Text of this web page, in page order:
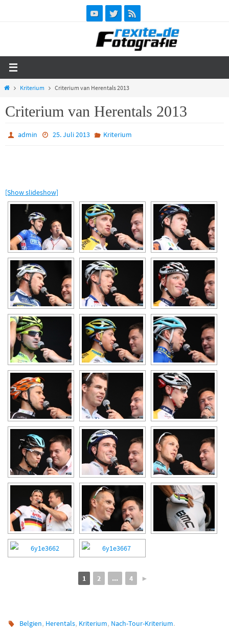
StartKriterium Criterium van Herentals 2013
Criterium van Herentals 2013
admin 25. Juli 2013 Kriterium
[Show slideshow]
1 2 ... 4 ►
Belgien, Herentals, Kriterium, Nach-Tour-Kriterium.